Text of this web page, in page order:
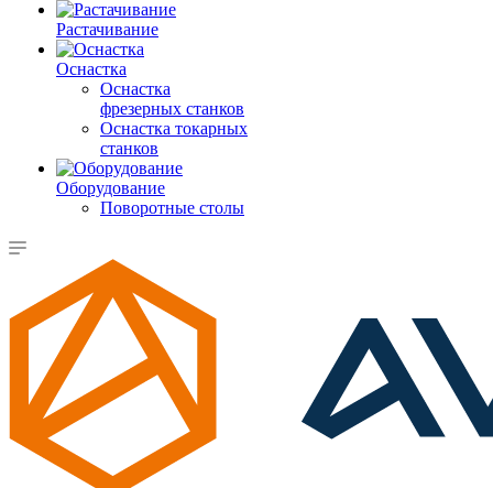
Растачивание
Оснастка
Оснастка
фрезерных станков
Оснастка токарных
станков
Оборудование
Поворотные столы